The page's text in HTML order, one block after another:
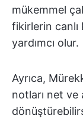
mükemmel
fikirlerin
yardımcı olur.
Ayrıca,
notları net